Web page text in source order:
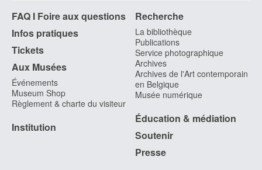
FAQ I Foire aux questions
Infos pratiques
Tickets
Aux Musées
Événements
Museum Shop
Règlement & charte du visiteur
Institution
Recherche
La bibliothèque
Publications
Service photographique
Archives
Archives de l'Art contemporain
en Belgique
Musée numérique
Éducation & médiation
Soutenir
Presse